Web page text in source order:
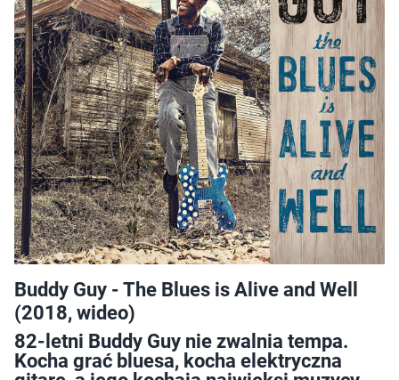
Buddy Guy - The Blues is Alive and Well
(2018, wideo)
82-letni Buddy Guy nie zwalnia tempa.
Kocha grać bluesa, kocha elektryczna